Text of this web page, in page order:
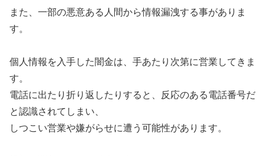
また、一部の悪意ある人間から情報漏洩する事がありま
す。
個人情報を入手した闇金は、手あたり次第に営業してきま
す。
電話に出たり折り返したりすると、反応のある電話番号だ
と認識されてしまい、
しつこい営業や嫌がらせに遭う可能性があります。